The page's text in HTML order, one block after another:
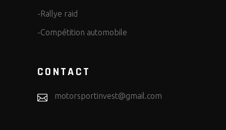
-Rallye raid
-Compétition automobile
CONTACT
motorsportinvest@gmail.com